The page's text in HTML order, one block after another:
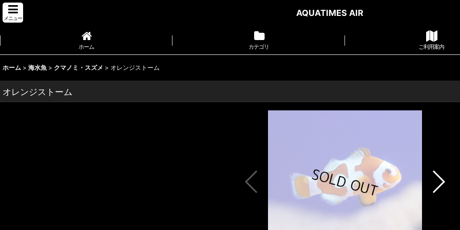
メニュー
AQUATIMES AIR
ホーム カテゴリ ご利用案内
ホーム > 海水魚 > クマノミ・スズメ > オレンジストーム
オレンジストーム